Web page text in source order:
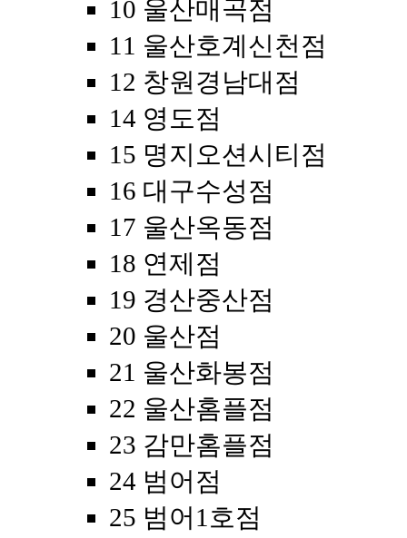
10 울산매곡점
11 울산호계신천점
12 창원경남대점
14 영도점
15 명지오션시티점
16 대구수성점
17 울산옥동점
18 연제점
19 경산중산점
20 울산점
21 울산화봉점
22 울산홈플점
23 감만홈플점
24 범어점
25 범어1호점